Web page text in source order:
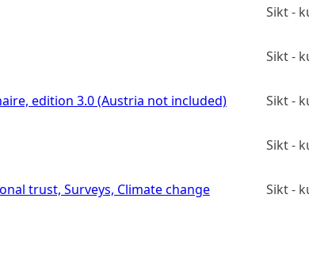
Sikt -
Sikt -
edition 3.0 (Austria not included) Sikt -
Sikt -
trust, Surveys, Climate change Sikt -